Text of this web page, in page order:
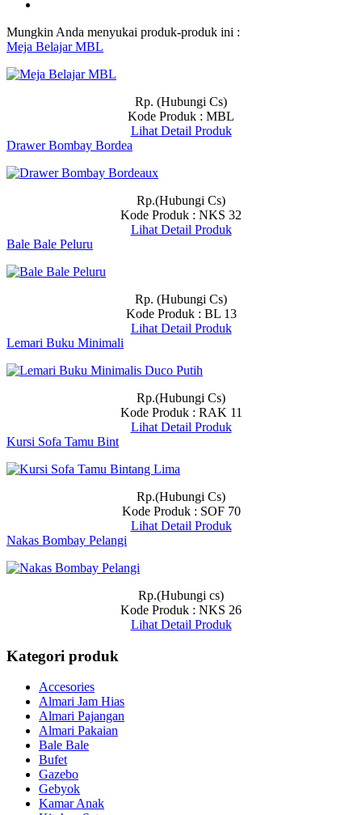
Mungkin Anda menyukai produk-produk ini :
Meja Belajar MBL
Rp. (Hubungi Cs)
Kode Produk : MBL
Lihat Detail Produk
Drawer Bombay Bordea
Rp.(Hubungi Cs)
Kode Produk : NKS 32
Lihat Detail Produk
Bale Bale Peluru
Rp. (Hubungi Cs)
Kode Produk : BL 13
Lihat Detail Produk
Lemari Buku Minimali
Rp.(Hubungi Cs)
Kode Produk : RAK 11
Lihat Detail Produk
Kursi Sofa Tamu Bint
Rp.(Hubungi Cs)
Kode Produk : SOF 70
Lihat Detail Produk
Nakas Bombay Pelangi
Rp.(Hubungi cs)
Kode Produk : NKS 26
Lihat Detail Produk
Kategori produk
Accesories
Almari Jam Hias
Almari Pajangan
Almari Pakaian
Bale Bale
Bufet
Gazebo
Gebyok
Kamar Anak